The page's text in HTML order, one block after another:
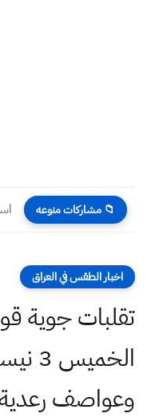
📁 مشاركات منوعه
اخبار الطقس في العراق
تقلبات جوية
وعواصف